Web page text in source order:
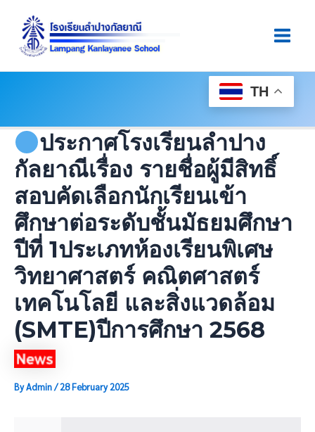
Content
TH
ประกาศโรงเรียนลำปาง
กัลยาณีเรื่อง รายชื่อผู้มีสิทธิ์
สอบคัดเลือกนักเรียนเข้า
ศึกษาต่อระดับชั้นมัธยมศึกษา
ปีที่ 1ประเภทห้องเรียนพิเศษ
วิทยาศาสตร์ คณิตศาสตร์
เทคโนโลยี และสิ่งแวดล้อม
(SMTE)ปีการศึกษา 2568
ByAdmin/28 February 2025
Navigation